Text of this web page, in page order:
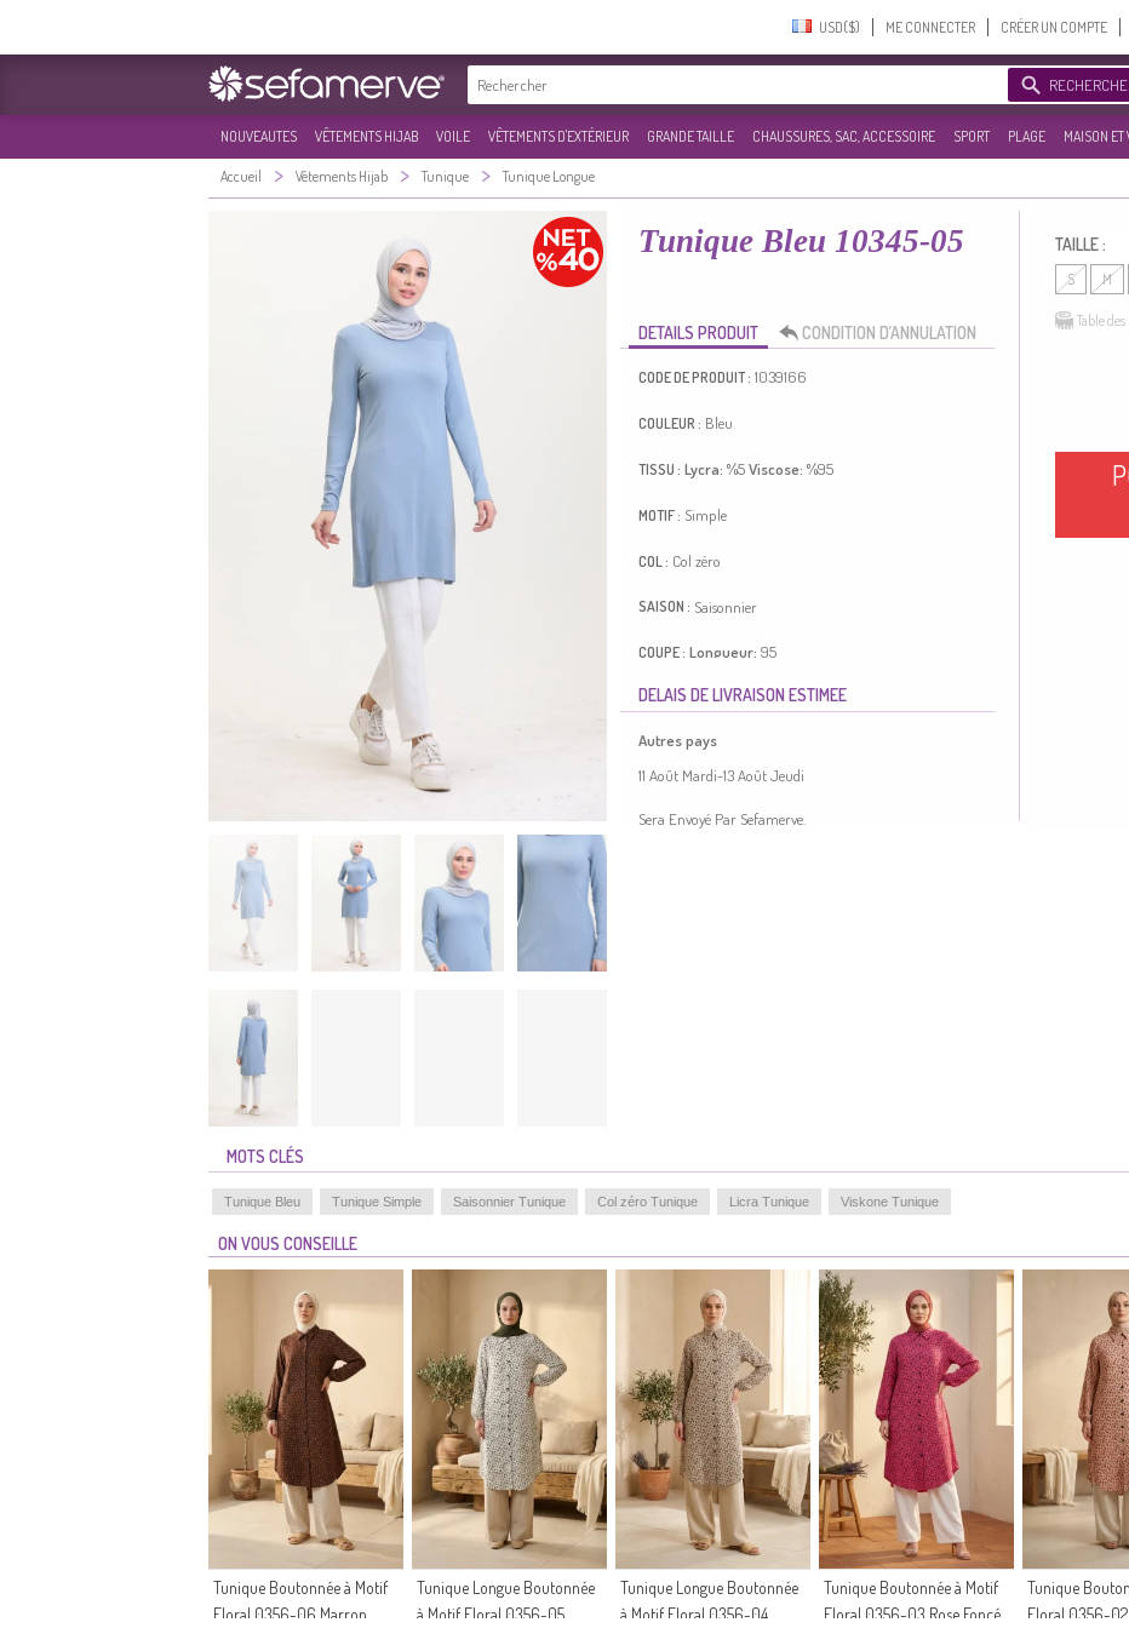
USD($)‎ ME CONNECTER CRÉER UN COMPTE
NOUVEAUTES VÊTEMENTS HIJAB VOILE VÊTEMENTS D'EXTÉRIEUR GRANDE TAILLE CHAUSSURES, SAC, ACCESSOIRE SPORT PLAGE MAISON ET
Accueil > Vêtements Hijab > Tunique > Tunique Longue
Tunique Bleu 10345-05
DETAILS PRODUIT CONDITION D’ANNULATION
CODE DE PRODUIT : 1039166
COULEUR : Bleu
TISSU : Lycra: %5Viscose: %95
MOTIF : Simple
COL : Col zéro
SAISON : Saisonnier
COUPE : Longueur: 95
Couleur Bleu. Viscose est un type de tissu synthétique et est
pratique à utiliser. Simple. Col Zéro. Saisonnier. Taille
standard.
Made in Türkiye
TAILLE DU MODEL :
DELAIS DE LIVRAISON ESTIMEE
Autres pays
11 Août Mardi-13 Août Jeudi
Sera Envoyé Par Sefamerve.
TAILLE :
S M
Table
MOTS CLÉS
Tunique Bleu Tunique Simple Saisonnier Tunique Col zéro Tunique Licra Tunique Viskone Tunique
ON VOUS CONSEILLE
Tunique Boutonnée à Motif
Floral 0356-06 Marron
Tunique Longue Boutonnée
à Motif Floral 0356-05
Tunique Longue Boutonnée
à Motif Floral 0356-04
Tunique Boutonnée à Motif
Floral 0356-03 Rose Foncé
Tunique
Floral 0356-